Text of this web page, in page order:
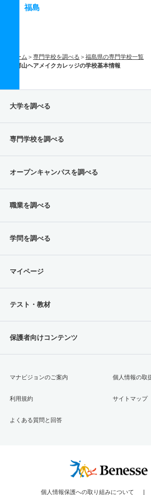
福島
ホーム 専門学校を調べる
福島県の専門学校一覧
郡山ヘアメイクカレッジの学校基本情報
大学を調べる
専門学校を調べる
オープンキャンパスを調べる
職業を調べる
学問を調べる
マイページ
テスト・教材
保護者向けコンテンツ
マナビジョンのご案内
利用規約
よくある質問と回答
個人情報の取
サイトマップ
個人情報保護への取り組みについて